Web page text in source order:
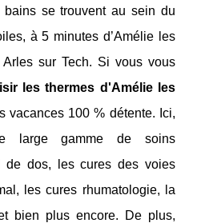
bains se trouvent au sein du
à 5 minutes d’Amélie les
sur Tech. Si vous vous
les thermes d'Amélie les
vacances 100 % détente. Ici,
large gamme de soins
de dos, les cures des voies
les cures rhumatologie, la
bien plus encore. De plus,